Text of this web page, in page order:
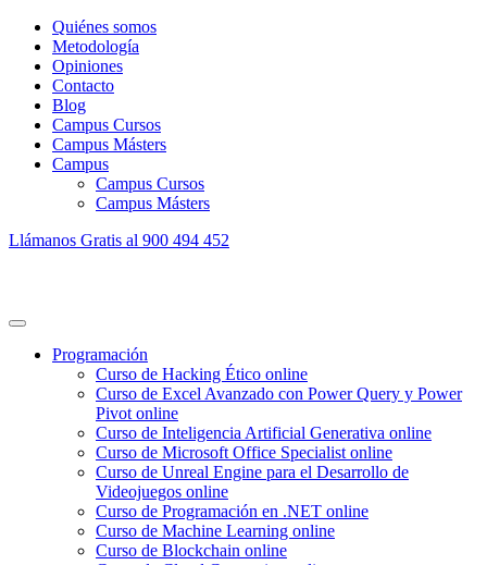
Quiénes somos
Metodología
Opiniones
Contacto
Blog
Campus Cursos
Campus Másters
Campus
Campus Cursos
Campus Másters
Llámanos Gratis al 900 494 452
Programación
Curso de Hacking Ético online
Curso de Excel Avanzado con Power Query y Power
Pivot online
Curso de Inteligencia Artificial Generativa online
Curso de Microsoft Office Specialist online
Curso de Unreal Engine para el Desarrollo de
Videojuegos online
Curso de Programación en .NET online
Curso de Machine Learning online
Curso de Blockchain online